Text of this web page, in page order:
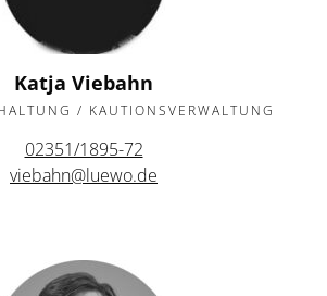
Katja Viebahn
/ KAUTIONSVERWALTUNG
02351/1895-72
viebahn@luewo.de